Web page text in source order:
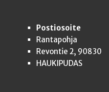
Postiosoite
Rantapohja
Revontie 2, 90830
HAUKIPUDAS